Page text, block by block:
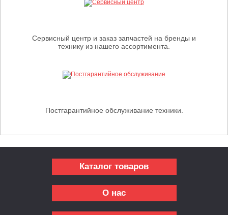
Сервисный центр и заказ запчастей на бренды и
технику из нашего ассортимента.
Постгарантийное обслуживание техники.
Каталог товаров
О нас